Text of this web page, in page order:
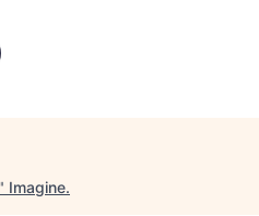
" Imagine.